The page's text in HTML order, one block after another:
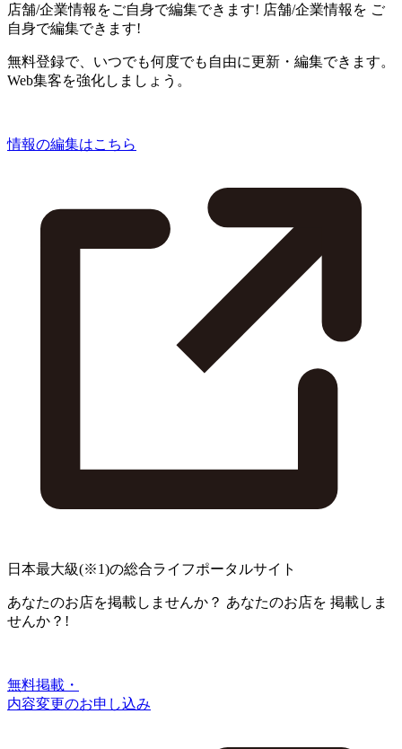
店舗/企業情報をご自身で編集できます! 店舗/企業情報を ご
自身で編集できます!
無料登録で、いつでも何度でも自由に更新・編集できます。
Web集客を強化しましょう。
情報の編集はこちら
日本最大級(※1)の総合ライフポータルサイト
あなたのお店を掲載しませんか？ あなたのお店を 掲載しま
せんか？!
無料掲載・
内容変更のお申し込み